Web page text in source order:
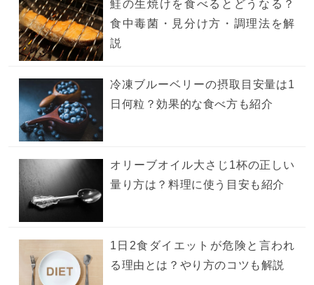
鮭の生焼けを食べるとどうなる？
食中毒菌・見分け方・調理法を解
説
冷凍ブルーベリーの摂取目安量は1
日何粒？効果的な食べ方も紹介
オリーブオイル大さじ1杯の正しい
量り方は？料理に使う目安も紹介
1日2食ダイエットが危険と言われ
る理由とは？やり方のコツも解説